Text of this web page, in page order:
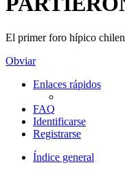
El primer foro hípico
Obviar
Enlaces rápidos
FAQ
Identificarse
Registrarse
Índice general